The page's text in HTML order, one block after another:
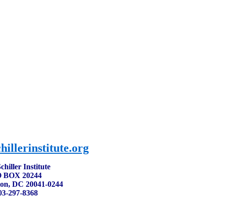
Institute
BOX 20244
DC 20041-0244
297-8368